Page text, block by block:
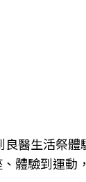
良醫生活祭
體驗到運動